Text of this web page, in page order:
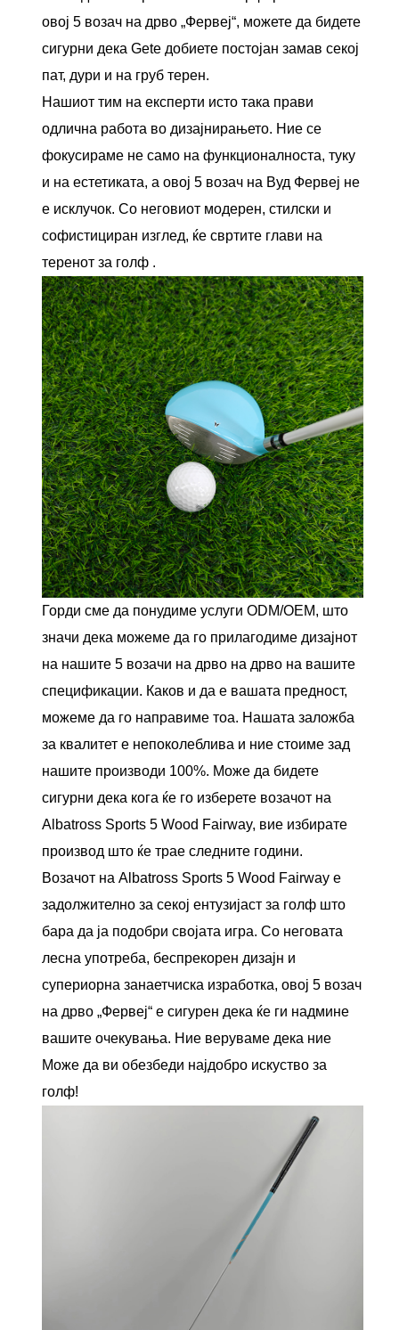
овој 5 возач на дрво „Фервеј“, можете да бидете
сигурни дека Getе добиете постојан замав секој
пат, дури и на груб терен.
Нашиот тим на експерти исто така прави
одлична работа во дизајнирањето. Ние се
фокусираме не само на функционалноста, туку
и на естетиката, а овој 5 возач на Вуд Фервеј не
е исклучок. Со неговиот модерен, стилски и
софистициран изглед, ќе свртите глави на
теренот за голф .
Горди сме да понудиме услуги ODM/OEM, што
значи дека можеме да го прилагодиме дизајнот
на нашите 5 возачи на дрво на дрво на вашите
спецификации. Каков и да е вашата предност,
можеме да го направиме тоа. Нашата заложба
за квалитет е непоколеблива и ние стоиме зад
нашите производи 100%. Може да бидете
сигурни дека кога ќе го изберете возачот на
Albatross Sports 5 Wood Fairway, вие избирате
производ што ќе трае следните години.
Возачот на Albatross Sports 5 Wood Fairway е
задолжително за секој ентузијаст за голф што
бара да ја подобри својата игра. Со неговата
лесна употреба, беспрекорен дизајн и
супериорна занаетчиска изработка, овој 5 возач
на дрво „Фервеј“ е сигурен дека ќе ги надмине
вашите очекувања. Ние веруваме дека ние
Може да ви обезбеди најдобро искуство за
голф!